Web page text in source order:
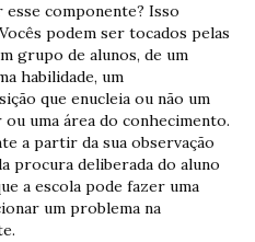
componente? Isso
podem ser tocados pelas
grupo de alunos, de um
habilidade, um
que enucleia ou não um
uma área do conhecimento.
a partir da sua observação
procura deliberada do aluno
a escola pode fazer uma
um problema na